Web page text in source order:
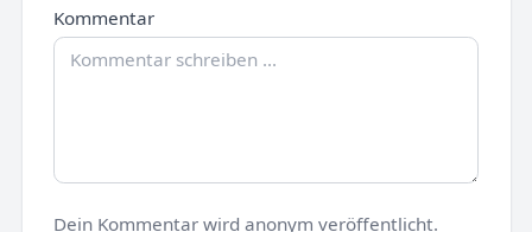
Kommentar
Dein Kommentar wird anonym veröffentlicht.